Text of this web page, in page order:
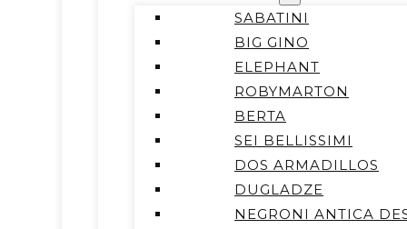
SABATINI
BIG GINO
ELEPHANT
ROBYMARTON
BERTA
SEI BELLISSIMI
DOS ARMADILLOS
DUGLADZE
NEGRONI ANTICA